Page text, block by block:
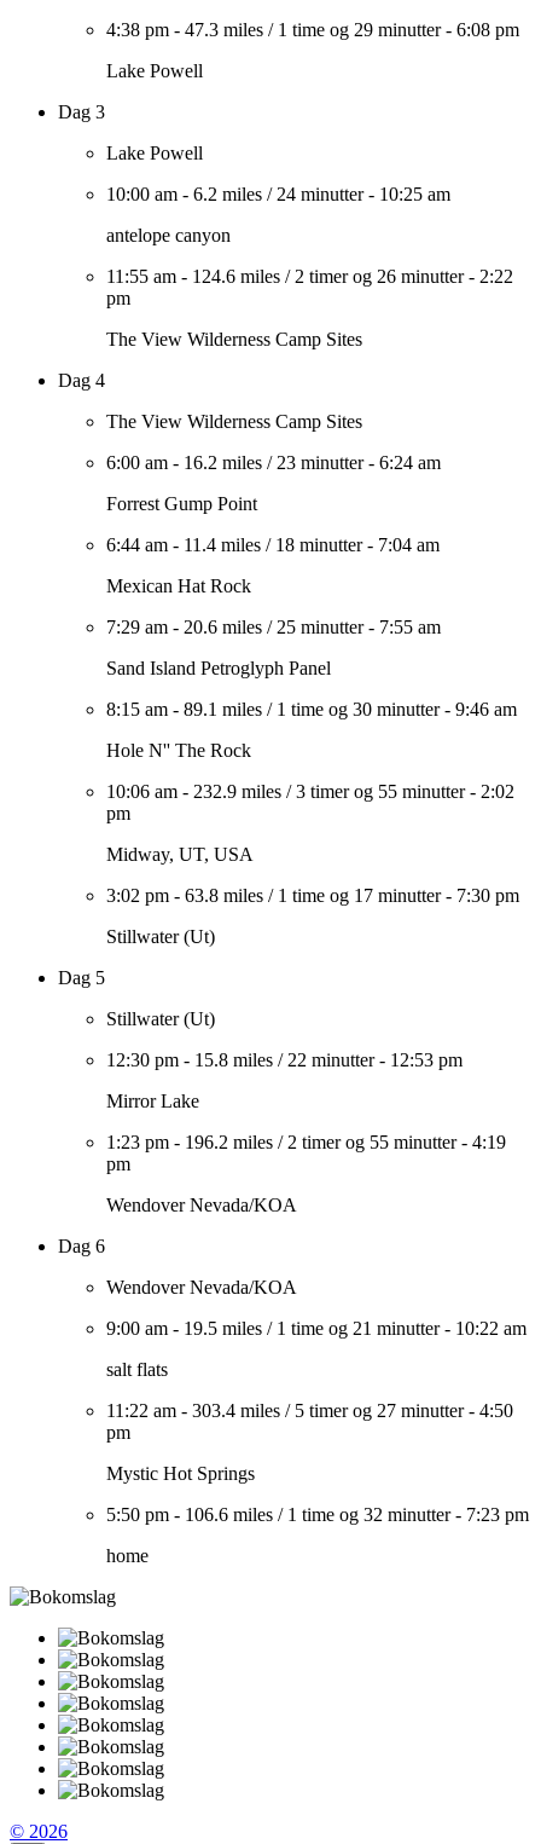
4:38 pm - 47.3 miles / 1 time og 29 minutter- 6:08 pm
Lake Powell
Dag 3
Lake Powell
10:00 am - 6.2 miles / 24 minutter- 10:25 am
antelope canyon
11:55 am - 124.6 miles / 2 timer og 26 minutter- 2:22
pm
The View Wilderness Camp Sites
Dag 4
The View Wilderness Camp Sites
6:00 am - 16.2 miles / 23 minutter- 6:24 am
Forrest Gump Point
6:44 am - 11.4 miles / 18 minutter- 7:04 am
Mexican Hat Rock
7:29 am - 20.6 miles / 25 minutter- 7:55 am
Sand Island Petroglyph Panel
8:15 am - 89.1 miles / 1 time og 30 minutter- 9:46 am
Hole N'' The Rock
10:06 am - 232.9 miles /3 timer og 55 minutter- 2:02
pm
Midway, UT, USA
3:02 pm - 63.8 miles / 1 time og 17 minutter- 7:30 pm
Stillwater (Ut)
Dag 5
Stillwater (Ut)
12:30 pm - 15.8 miles / 22 minutter- 12:53 pm
Mirror Lake
1:23 pm - 196.2 miles / 2 timer og 55 minutter- 4:19
pm
Wendover Nevada/KOA
Dag 6
Wendover Nevada/KOA
9:00 am - 19.5 miles / 1 time og 21 minutter- 10:22 am
salt flats
11:22 am - 303.4 miles / 5 timer og 27 minutter- 4:50
pm
Mystic Hot Springs
5:50 pm - 106.6 miles / 1 time og 32 minutter- 7:23 pm
home
© 2026